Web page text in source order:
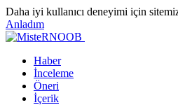
Daha iyi kullanıcı deneyimi için
Anladım
Haber
İnceleme
Öneri
İçerik